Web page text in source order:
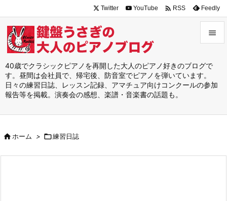
40歳でクラシックピアノを再開した大人のピアノ好きのブログで
す。昼間は会社員で、帰宅後、防音室でピアノを弾いています。
日々の練習日誌、レッスン記録、アマチュア向けコンクールの参加
報告等を掲載。演奏会の感想、楽譜・音楽書の話題も。

メニュ

サイド
前へ

Twitter YouTube  RSS Feedly
ホーム > 練習日誌